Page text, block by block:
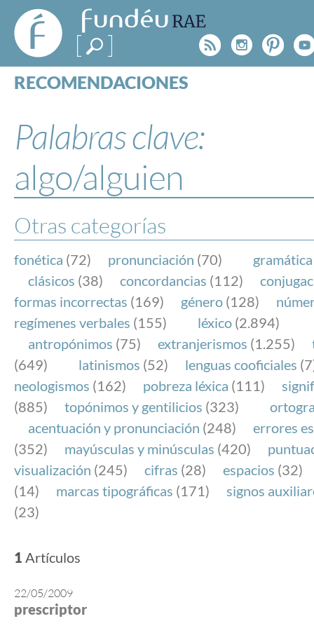
FundéuRAE
- Fundación
del Español
Urgente
Rss
RECOMENDACIONES
ESPECIALES
BLOG
NOTICIAS
FundéuRAE es una fundación patrocinada por la
y la Real Academia Española, cuyo objetivo es
el buen uso del español en los medios de
Internet.
Palabras clave:
algo/alguien
Otras categorías
fonética (72) pronunciación (70) gramática
clásicos (38) concordancias (112)
formas incorrectas (169) género (128)
regímenes verbales (155) léxico (2.894)
antropónimos (75) extranjerismos (1.255)
(649)
latinismos (52) lenguas cooficiales
neologismos (162) pobreza léxica (111)
(885)
topónimos y gentilicios (323)
acentuación y pronunciación (248)
errores
(352)
mayúsculas y minúsculas (420)
visualización (245) cifras (28) espacios (32)
(14)
marcas tipográficas (171)
signos
(23)
1 Artículos
22/05/2009
prescriptor